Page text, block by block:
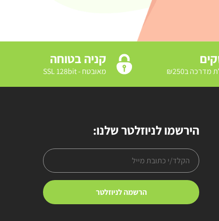
קניה בטוחה
מאובטח - SSL 128bit
הירשמו לניוזלטר שלנו: